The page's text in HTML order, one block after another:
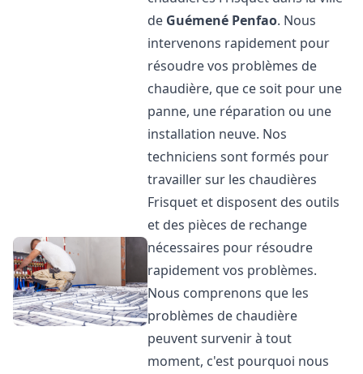
de Guémené Penfao. Nous
intervenons rapidement pour
résoudre vos problèmes de
chaudière, que ce soit pour une
panne, une réparation ou une
installation neuve. Nos
techniciens sont formés pour
travailler sur les chaudières
Frisquet et disposent des outils
et des pièces de rechange
nécessaires pour résoudre
rapidement vos problèmes.
Nous comprenons que les
problèmes de chaudière
peuvent survenir à tout
moment, c'est pourquoi nous